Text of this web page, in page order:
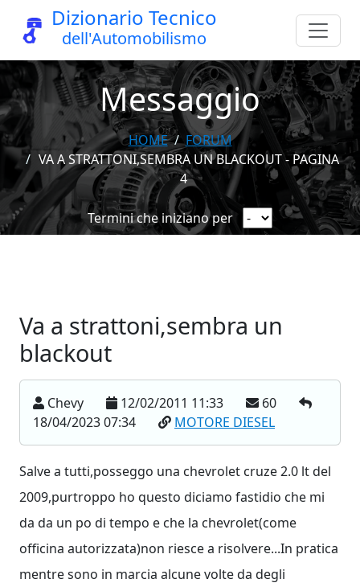
Dizionario Tecnico
dell'Automobilismo
Messaggio
HOME
FORUM
VA A STRATTONI,SEMBRA UN BLACKOUT - PAGINA
4
Termini che iniziano per
Va a strattoni,sembra un
blackout
Chevy 12/02/2011 11:33
60
18/04/2023 07:34
MOTORE DIESEL
Salve a tutti,posseggo una chevrolet cruze 2.0 lt del
2009,purtroppo ho questo diciamo fastidio che mi
da da un po di tempo e che la chevrolet(come
officina autorizzata)non riesce a risolvere...In pratica
mentre sono in marcia alcune volte da degli